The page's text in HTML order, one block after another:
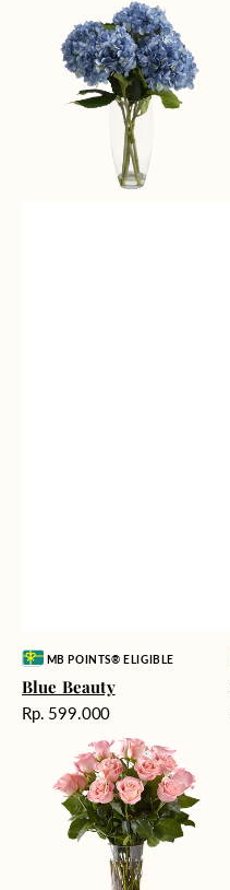
Vendor:MB POINTS® ELIGIBLE
Blue Beauty
Harga
Rp. 599.000